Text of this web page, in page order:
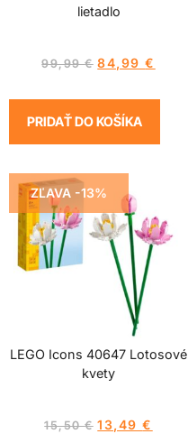
lietadlo
99,99€ 84,99€
PRIDAŤ DO KOŠÍKA
ZĽAVA -13%
LEGO Icons 40647 Lotosové
kvety
15,50€ 13,49€